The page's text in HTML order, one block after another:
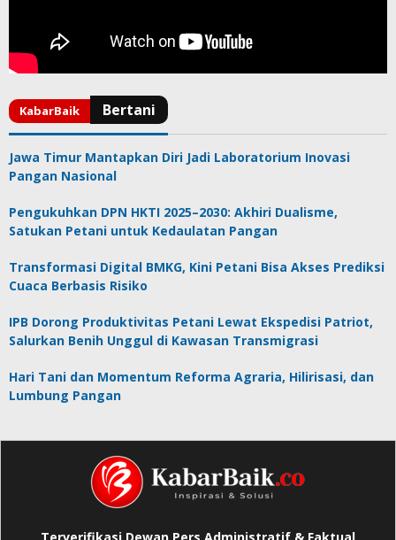
Jawa Timur Mantapkan Diri Jadi Laboratorium Inovasi
Pangan Nasional
Pengukuhkan DPN HKTI 2025–2030: Akhiri Dualisme,
Satukan Petani untuk Kedaulatan Pangan
Transformasi Digital BMKG, Kini Petani Bisa Akses Prediksi
Cuaca Berbasis Risiko
IPB Dorong Produktivitas Petani Lewat Ekspedisi Patriot,
Salurkan Benih Unggul di Kawasan Transmigrasi
Hari Tani dan Momentum Reforma Agraria, Hilirisasi, dan
Lumbung Pangan